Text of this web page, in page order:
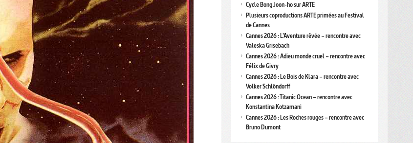
Cycle Bong Joon-ho sur ARTE
Plusieurs coproductions ARTE primées au Festival
de Cannes
Cannes 2026 : L’Aventure rêvée – rencontre avec
Valeska Grisebach
Cannes 2026 : Adieu monde cruel – rencontre avec
Félix de Givry
Cannes 2026 : Le Bois de Klara – rencontre avec
Volker Schlöndorff
Cannes 2026 : Titanic Ocean – rencontre avec
Konstantina Kotzamani
Cannes 2026 : Les Roches rouges – rencontre avec
Bruno Dumont